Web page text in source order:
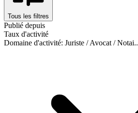
Tous les filtres
Publié depuis
Taux d'activité
Domaine d'activité: Juriste / Avocat / Notai..